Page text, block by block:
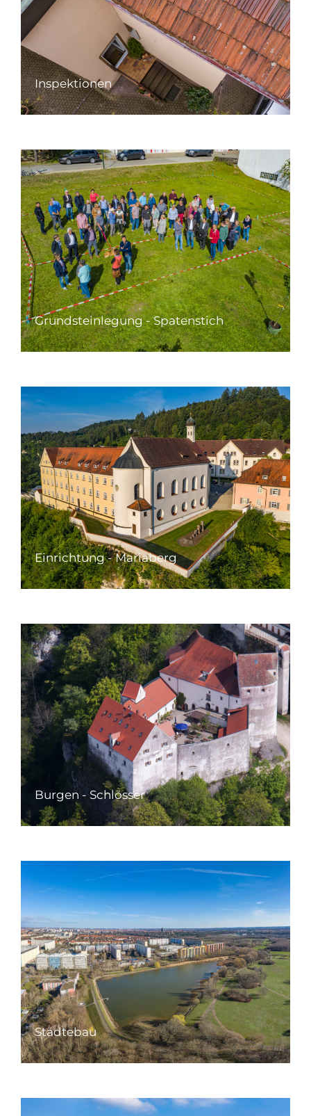
Inspektionen
Grundsteinlegung - Spatenstich
Einrichtung - Mariaberg
Burgen - Schlösser
Städtebau